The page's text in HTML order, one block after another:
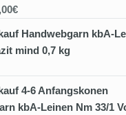
Handwebgarn kbA-
mind 0,7 kg
4-6 Anfangskonen
kbA-Leinen Nm 33/1